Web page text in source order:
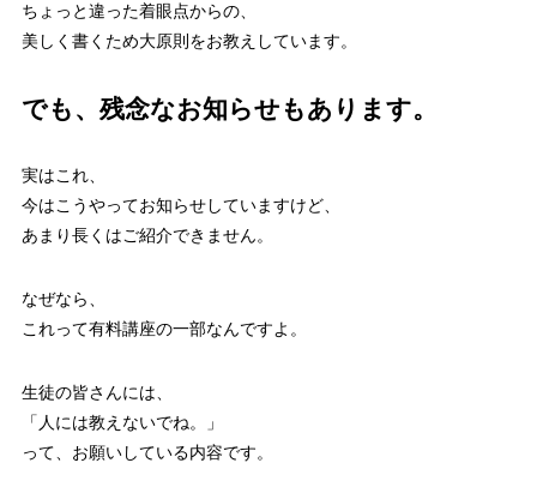
ちょっと違った着眼点からの、
美しく書くため大原則をお教えしています。
でも、残念なお知らせもあります。
実はこれ、
今はこうやってお知らせしていますけど、
あまり長くはご紹介できません。
なぜなら、
これって有料講座の一部なんですよ。
生徒の皆さんには、
「人には教えないでね。」
って、お願いしている内容です。